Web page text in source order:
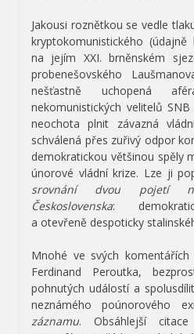
Jakousi roznětkou se vedle
kryptokomunistického (údajně
na jejím XXI. brněnském
probenešovského
nešťastně uchopená
nekomunistických velitelů
neochota plnit závazná
schválená přes zuřivý odpor
demokratickou většinou spěly
únorové vládní krize. Lze ji
srovnání dvou pojetí
Československa:
a otevřeně despoticky
Mnohé ve svých
Ferdinand Peroutka,
pohnutých událostí a
neznámého poúnorového
záznamu. Obsáhlejší